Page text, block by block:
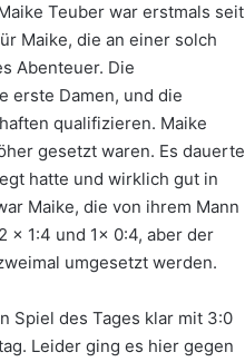
Teuber war erstmals seit
Maike, die an einer solch
Abenteuer. Die
erste Damen, und die
qualifizieren. Maike
gesetzt waren. Es dauerte
hatte und wirklich gut in
Maike, die von ihrem Mann
x 1:4 und 1x 0:4, aber der
umgesetzt werden.
Spiel des Tages klar mit 3:0
Leider ging es hier gegen